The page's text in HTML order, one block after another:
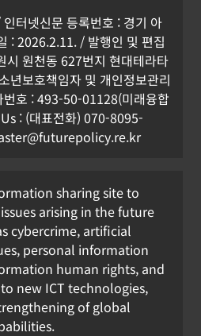
터넷신문 등록번호 : 경기 아
: 2026.2.11. / 발행인 및 편집
시 원천동 627번지 현대테라타
년보호책임자 및 개인정보관리
번호 : 493-50-01128(미래융합
: (대표전화) 070-8095-
sharing site to
arising in the future
cybercrime, artificial
personal information
human rights, and
new ICT technologies,
of global